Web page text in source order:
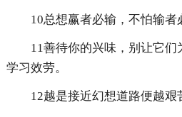
10总想赢者必输，不怕输者
11善待你的兴味，别让它
学习效劳。
12越是接近幻想道路便越艰